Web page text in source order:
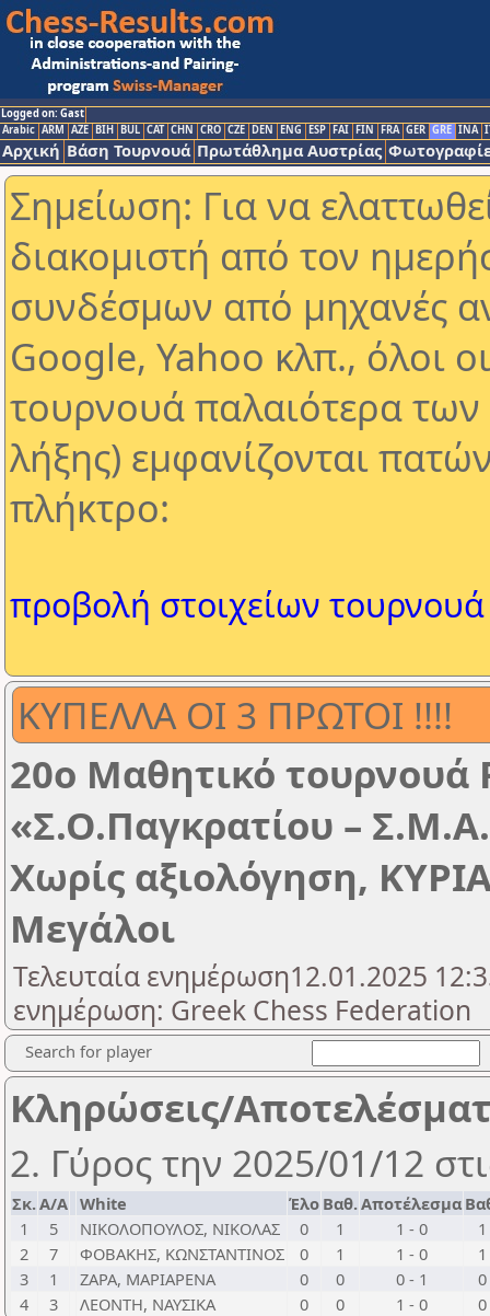
Logged on: Gast
Arabic ARM AZE BIH BUL CAT CHN CRO CZE DEN ENG ESP FAI FIN FRA GER GRE INA
Αρχική Βάση Τουρνουά Πρωτάθλημα Αυστρίας
Σημείωση: Για να
διακομιστή από τον
συνδέσμων από μηχανές
Google, Yahoo κλπ., όλοι
τουρνουά παλαιότερα
λήξης) εμφανίζονται
πλήκτρο:
προβολή στοιχείων τουρνουά
ΚΥΠΕΛΛΑ ΟΙ 3 ΠΡΩΤΟΙ !!!!
20ο Μαθητικό τουρνουά
«Σ.Ο.Παγκρατίου –
Χωρίς αξιολόγηση,
Μεγάλοι
Τελευταία ενημέρωση12.01.2025
ενημέρωση: Greek Chess Federation
Search for player
Κληρώσεις/
2. Γύρος την 2025/01/12
Σκ.Α/Α White Έλο Βαθ.Αποτέλεσμα
1
5 ΝΙΚΟΛΟΠΟΥΛΟΣ, ΝΙΚΟΛΑΣ 0 1 1 - 0
1
2
7 ΦΟΒΑΚΗΣ, ΚΩΝΣΤΑΝΤΙΝΟΣ 0 1 1 - 0
1
3
1 ΖΑΡΑ, ΜΑΡΙΑΡΕΝΑ 0 0 0 - 1
0
4
3 ΛΕΟΝΤΗ, ΝΑΥΣΙΚΑ 0 0 1 - 0 0